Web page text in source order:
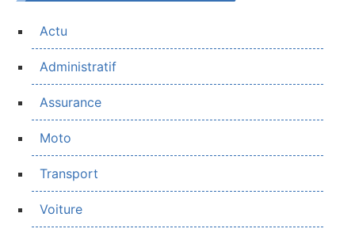
Actu
Administratif
Assurance
Moto
Transport
Voiture